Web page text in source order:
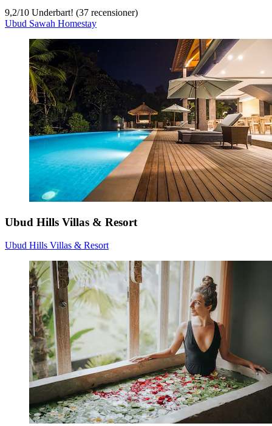
9,2/10 Underbart! (37 recensioner)
Ubud Sawah Homestay
Ubud Hills Villas & Resort
Ubud Hills Villas & Resort